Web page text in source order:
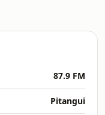
87.9 FM
Pitangui